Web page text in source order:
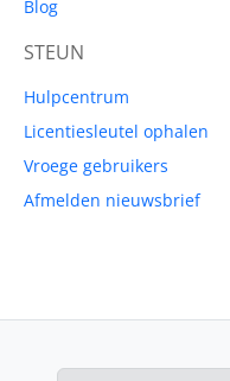
Blog
STEUN
Hulpcentrum
Licentiesleutel ophalen
Vroege gebruikers
Afmelden nieuwsbrief